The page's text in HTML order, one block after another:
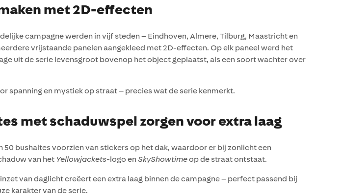
met 2D-effecten
campagne werden in vijf steden – Eindhoven, Almere, Tilburg, Maastricht en
vrijstaande panelen aangekleed met 2D-effecten. Op elk paneel werd het
uit de serie levensgroot bovenop het object geplaatst, als een soort wachter over
spanning en mystiek op straat – precies wat de serie kenmerkt.
met schaduwspel zorgen voor extra laag
50 bushaltes voorzien van stickers op het dak, waardoor er bij zonlicht een
van het Yellowjackets-logo enSkyShowtimeop de straat ontstaat.
van daglicht creëert een extra laag binnen de campagne – perfect passend bij
karakter van de serie.